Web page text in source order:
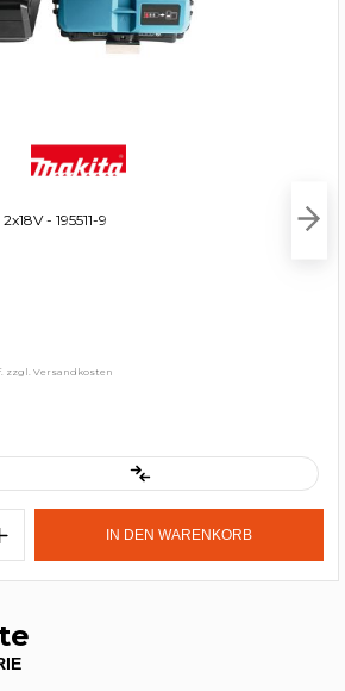
- 195511-9
zzgl. Versandkosten
IN DEN WARENKORB